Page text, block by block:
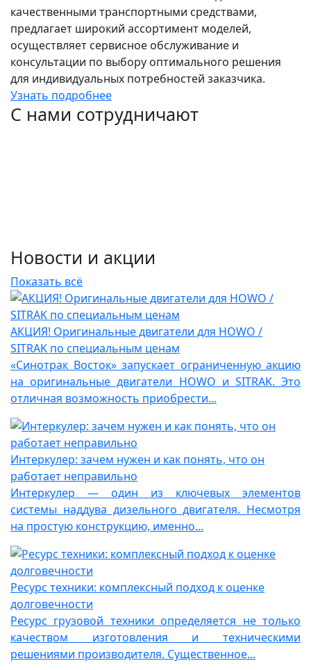
качественными транспортными средствами,
предлагает широкий ассортимент моделей,
осуществляет сервисное обслуживание и
консультации по выбору оптимального решения
для индивидуальных потребностей заказчика.
Узнать подробнее
С нами сотрудничают
Новости и акции
Показать всё
АКЦИЯ! Оригинальные двигатели для HOWO /
SITRAK по специальным ценам
«Синотрак Восток» запускает ограниченную акцию
на оригинальные двигатели HOWO и SITRAK. Это
отличная возможность приобрести...
Интеркулер: зачем нужен и как понять, что он
работает неправильно
Интеркулер — один из ключевых элементов
системы наддува дизельного двигателя. Несмотря
на простую конструкцию, именно...
Ресурс техники: комплексный подход к оценке
долговечности
Ресурс грузовой техники определяется не только
качеством изготовления и техническими
решениями производителя. Существенное...